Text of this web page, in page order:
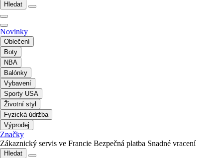
Hledat
Novinky
Oblečení
Boty
NBA
Balónky
Vybavení
Sporty USA
Životní styl
Fyzická údržba
Výprodej
Značky
Zákaznický servis ve Francie Bezpečná platba Snadné vracení
Hledat